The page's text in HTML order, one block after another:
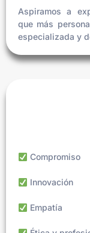
Aspiramos a
que más
especializada y
Compromiso
Innovación
Empatía